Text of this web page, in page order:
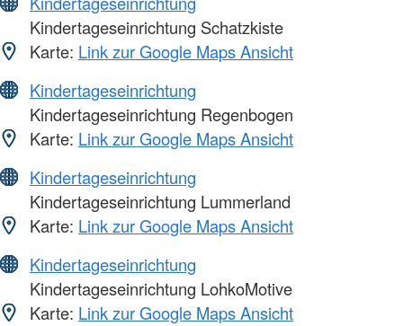
Kindertageseinrichtung Schatzkiste
Karte: Link zur Google Maps Ansicht
Kindertageseinrichtung
Kindertageseinrichtung Regenbogen
Karte: Link zur Google Maps Ansicht
Kindertageseinrichtung
Kindertageseinrichtung Lummerland
Karte: Link zur Google Maps Ansicht
Kindertageseinrichtung
Kindertageseinrichtung LohkoMotive
Karte: Link zur Google Maps Ansicht